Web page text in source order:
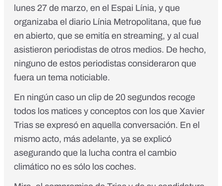
lunes 27 de marzo, en el Espai Línia, y que
organizaba el diario Línia Metropolitana, que fue
en abierto, que se emitía en streaming, y al cual
asistieron periodistas de otros medios. De hecho,
ninguno de estos periodistas consideraron que
fuera un tema noticiable.
En ningún caso un clip de 20 segundos recoge
todos los matices y conceptos con los que Xavier
Trias se expresó en aquella conversación. En el
mismo acto, más adelante, ya se explicó
asegurando que la lucha contra el cambio
climático no es sólo los coches.